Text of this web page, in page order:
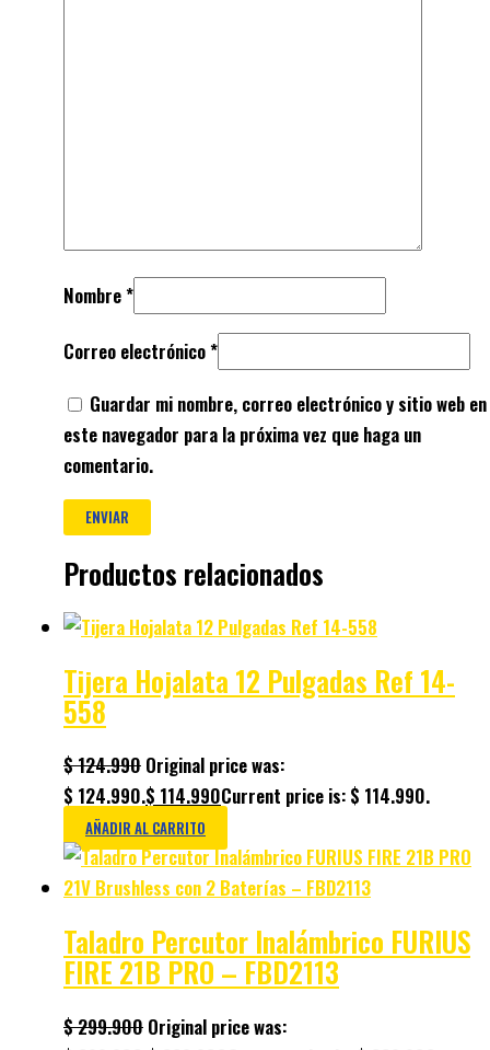
Nombre*
Correo electrónico*
Guardar mi nombre, correo electrónico y sitio web en
este navegador para la próxima vez que haga un
comentario.
Productos relacionados
Tijera Hojalata 12 Pulgadas Ref 14-
558
$124.990 Original price was:
$ 124.990.$ 114.990Current price is: $ 114.990.
AÑADIR AL CARRITO
Taladro Percutor Inalámbrico FURIUS
FIRE 21B PRO – FBD2113
$299.900 Original price was: